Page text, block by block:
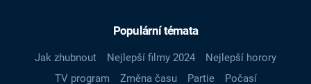
Populární témata
Jak zhubnout Nejlepší filmy 2024
Nejlepší horory
TV program
Změna času Partie
Počasí